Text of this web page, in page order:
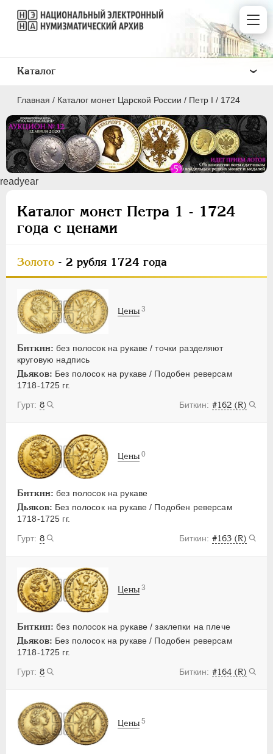
Главная / Каталог монет Царской России / Пeтр I / 1724
readyear
Каталог монет Петра 1 - 1724
года с ценами
Золото - 2 рубля 1724 года
Биткин: без полосок на рукаве / точки разделяют
круговую надпись
Дьяков: Без полосок на рукаве / Подобен реверсам
1718-1725 гг.
8
#162 (R)
Цены 3
Биткин: без полосок на рукаве
Дьяков: Без полосок на рукаве / Подобен реверсам
1718-1725 гг.
8
#163 (R)
Цены 0
Биткин: без полосок на рукаве / заклепки на плече
Дьяков: Без полосок на рукаве / Подобен реверсам
1718-1725 гг.
8
#164 (R)
Цены 3
Цены 5
Каталог
ПEТР I 1699 - 1725
ПЕТР II 1727-1729
АННА ИОАННОВНА 1730-1740
ЕЛИЗАВЕТА 1741-1762
ПЕТР III 1762-1762
ЕКАТЕРИНА II 1762-1796
ПАВЕЛ I 1796-1801
АЛЕКСАНДР I 1801-1825
НИКОЛАЙ I 1826-1855
АЛЕКСАНДР II 1855-1881
АЛЕКСАНДР III
1881-1894
НИКОЛАЙ II
ИНОСТРАННЫЕ 1768-1918